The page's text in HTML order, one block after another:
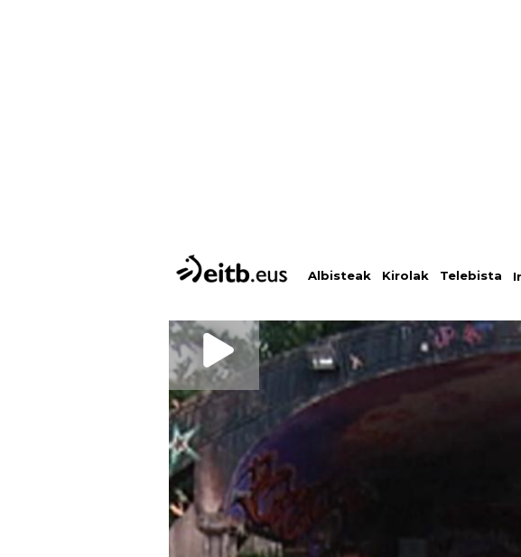
Albisteak Kirolak Telebista